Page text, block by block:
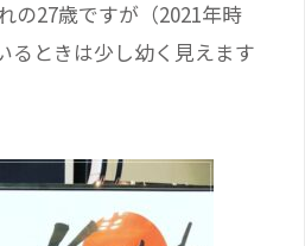
の27歳ですが（2021年時
るときは少し幼く見えます